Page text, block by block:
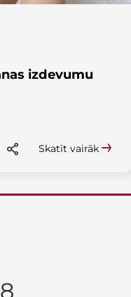
izdevumu
Skatīt vairāk